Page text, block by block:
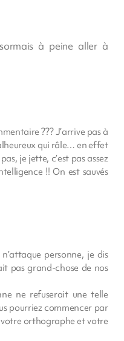
à peine aller à
??? J’arrive pas à
qui râle… en effet
je jette, c’est pas assez
!! On est sauvés
personne, je dis
pas grand-chose de nos
ne refuserait une telle
pourriez commencer par
orthographe et votre